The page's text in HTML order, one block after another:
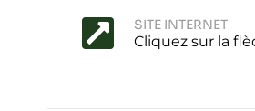
SITE INTERNET
Cliquez sur la